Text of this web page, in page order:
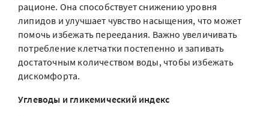
рационе. Она способствует снижению уровня
липидов и улучшает чувство насыщения, что может
помочь избежать переедания. Важно увеличивать
потребление клетчатки постепенно и запивать
достаточным количеством воды, чтобы избежать
дискомфорта.
Углеводы и гликемический индекс